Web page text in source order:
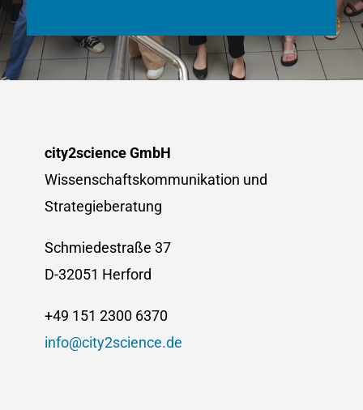
city2science GmbH
Wissenschaftskommunikation und
Strategieberatung
Schmiedestraße 37
D-32051 Herford
+49 151 2300 6370
info@city2science.de